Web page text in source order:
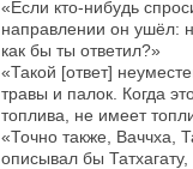
«Если кто-нибудь
направлении он ушёл:
как бы ты ответил?»
«Такой [ответ]
травы и палок. Когда
топлива, не имеет
«Точно также, Ваччха,
описывал бы